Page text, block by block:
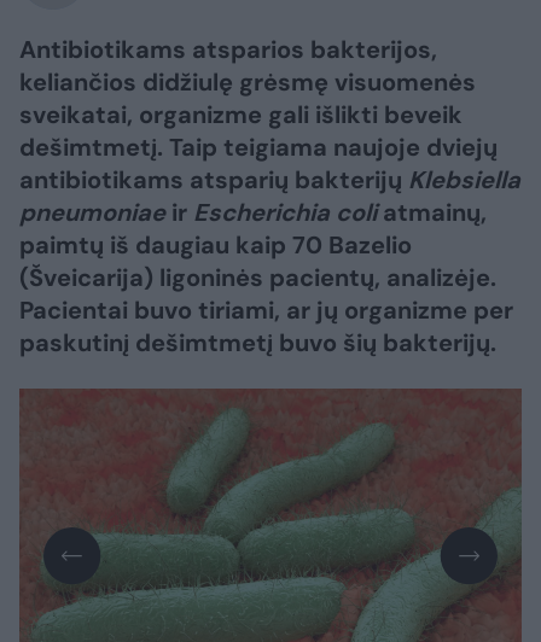
Antibiotikams atsparios bakterijos,
keliančios didžiulę grėsmę visuomenės
sveikatai, organizme gali išlikti beveik
dešimtmetį. Taip teigiama naujoje dviejų
antibiotikams atsparių bakterijų Klebsiella
pneumoniaeir Escherichia coliatmainų,
paimtų iš daugiau kaip 70 Bazelio
(Šveicarija) ligoninės pacientų, analizėje.
Pacientai buvo tiriami, ar jų organizme per
paskutinį dešimtmetį buvo šių bakterijų.